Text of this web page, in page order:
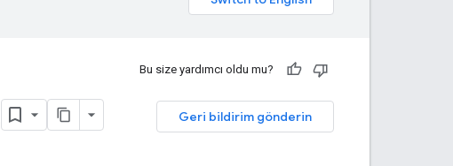
Bu size yardımcı oldu mu?
Geri bildirim gönderin